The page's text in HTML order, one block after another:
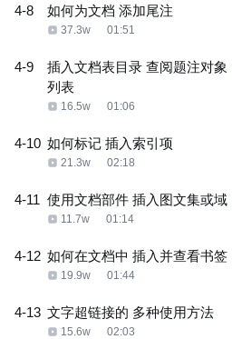
4-8 如何为文档 添加尾注
37.3w 01:51
4-9
插入文档表目录 查阅题注对象
列表
16.5w 01:06
4-10 如何标记 插入索引项
21.3w 02:18
4-11 使用文档部件 插入图文集或域
11.7w 01:14
4-12 如何在文档中 插入并查看书签
19.9w 01:44
4-13 文字超链接的 多种使用方法
15.6w 02:03